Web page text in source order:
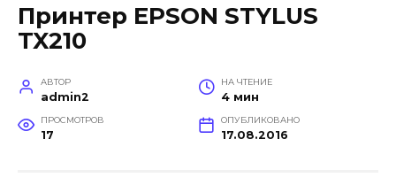
Принтер EPSON STYLUS
TX210
АВТОР
admin2
НА ЧТЕНИЕ
4 мин
ПРОСМОТРОВ
17
ОПУБЛИКОВАНО
17.08.2016